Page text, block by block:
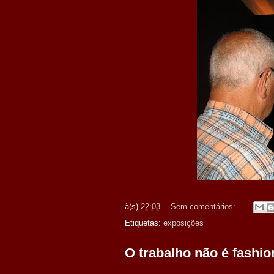
à(s) 22:03
Sem comentários:
Etiquetas: exposições
O trabalho não é